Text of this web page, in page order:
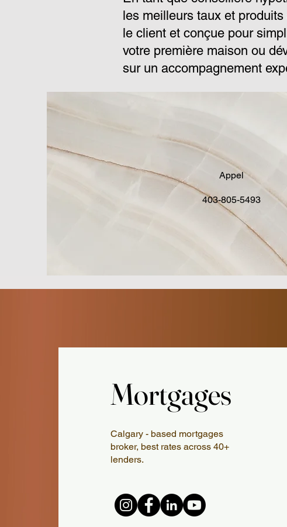
les meilleurs taux et
le client et conçue pour
votre première maison ou
sur un accompagnement
Appel
403-805-5493
Mortgages
Mortgages
Calgary - based mortgages
broker, best rates across 40+
lenders.